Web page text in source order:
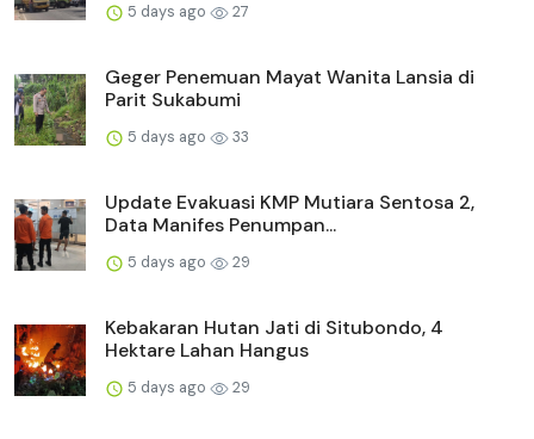
5 days ago 27
Geger Penemuan Mayat Wanita Lansia di
Parit Sukabumi
5 days ago 33
Update Evakuasi KMP Mutiara Sentosa 2,
Data Manifes Penumpan...
5 days ago 29
Kebakaran Hutan Jati di Situbondo, 4
Hektare Lahan Hangus
5 days ago 29